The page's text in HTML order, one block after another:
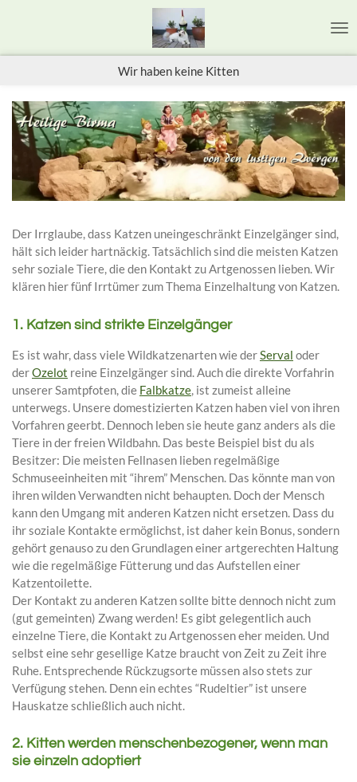
Wir haben keine Kitten
Der Irrglaube, dass Katzen uneingeschränkt Einzelgänger sind,
hält sich leider hartnäckig. Tatsächlich sind die meisten Katzen
sehr soziale Tiere, die den Kontakt zu Artgenossen lieben. Wir
klären hier fünf Irrtümer zum Thema Einzelhaltung von Katzen.
1. Katzen sind strikte Einzelgänger
Es ist wahr, dass viele Wildkatzenarten wie derServal oder
derOzelot reine Einzelgänger sind. Auch die direkte Vorfahrin
unserer Samtpfoten, die Falbkatze, ist zumeist alleine
unterwegs. Unsere domestizierten Katzen haben viel von ihren
Vorfahren geerbt. Dennoch leben sie heute ganz anders als die
Tiere in der freien Wildbahn. Das beste Beispiel bist du als
Besitzer: Die meisten Fellnasen lieben regelmäßige
Schmuseeinheiten mit “ihrem” Menschen. Das könnte man von
ihren wilden Verwandten nicht behaupten. Doch der Mensch
kann den Umgang mit anderen Katzen nicht ersetzen. Dass du
ihr soziale Kontakte ermöglichst, ist daher kein Bonus, sondern
gehört genauso zu den Grundlagen einer artgerechten Haltung
wie die regelmäßige Fütterung und das Aufstellen einer
Katzentoilette.
Der Kontakt zu anderen Katzen sollte bitte dennoch nicht zum
(gut gemeinten) Zwang werden! Es gibt gelegentlich auch
einzelne Tiere, die Kontakt zu Artgenossen eher meiden. Und
selbst eine sehr gesellige Katze braucht von Zeit zu Zeit ihre
Ruhe. Entsprechende Rückzugsorte müssen also stets zur
Verfügung stehen. Denn ein echtes “Rudeltier” ist unsere
Hauskatze schließlich auch nicht.
2. Kitten werden menschenbezogener, wenn man
sie einzeln adoptiert